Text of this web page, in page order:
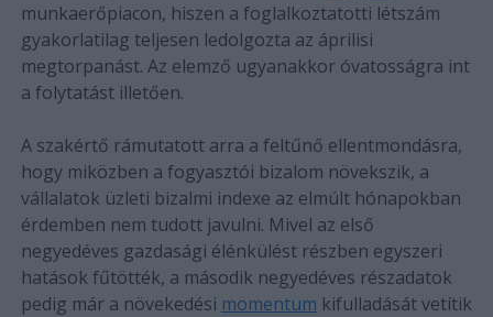
munkaerőpiacon, hiszen a foglalkoztatotti létszám
gyakorlatilag teljesen ledolgozta az áprilisi
megtorpanást. Az elemző ugyanakkor óvatosságra int
a folytatást illetően.
A szakértő rámutatott arra a feltűnő ellentmondásra,
hogy miközben a fogyasztói bizalom növekszik, a
vállalatok üzleti bizalmi indexe az elmúlt hónapokban
érdemben nem tudott javulni. Mivel az első
negyedéves gazdasági élénkülést részben egyszeri
hatások fűtötték, a második negyedéves részadatok
pedig már a növekedési momentum kifulladását vetítik